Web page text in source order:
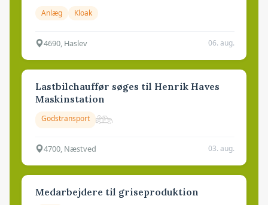
Anlæg Kloak
4690, Haslev 06. aug.
Lastbilchauffør søges til Henrik Haves
Maskinstation
Godstransport
4700, Næstved 03. aug.
Medarbejdere til griseproduktion